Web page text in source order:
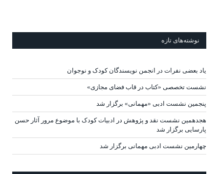
نوشته‌های تازه
یاد بعضی نفرات در انجمن نویسندگان کودک و نوجوان
نشست تخصصی «کتاب در قاب فضای مجازی»
پنجمین نشست ادبی «مهمانی» برگزار شد
هجدهمین نشست نقد و پژوهش در ادبیات کودک با موضوع مرور آثار حسن
پارسایی برگزار شد
چهارمین نشست ادبی مهمانی برگزار شد